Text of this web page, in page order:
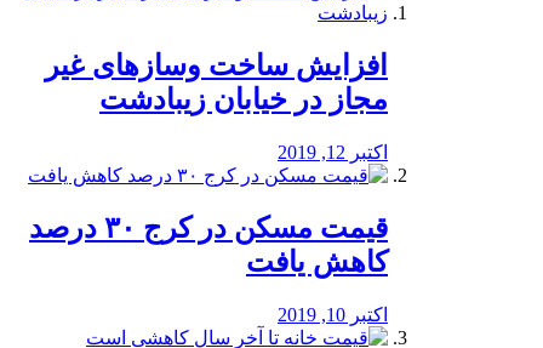
افزایش ساخت وسازهای غیر
مجاز در خیابان زیبادشت
اکتبر 12, 2019
️قیمت مسکن در کرج ۳۰ درصد
کاهش یافت
اکتبر 10, 2019